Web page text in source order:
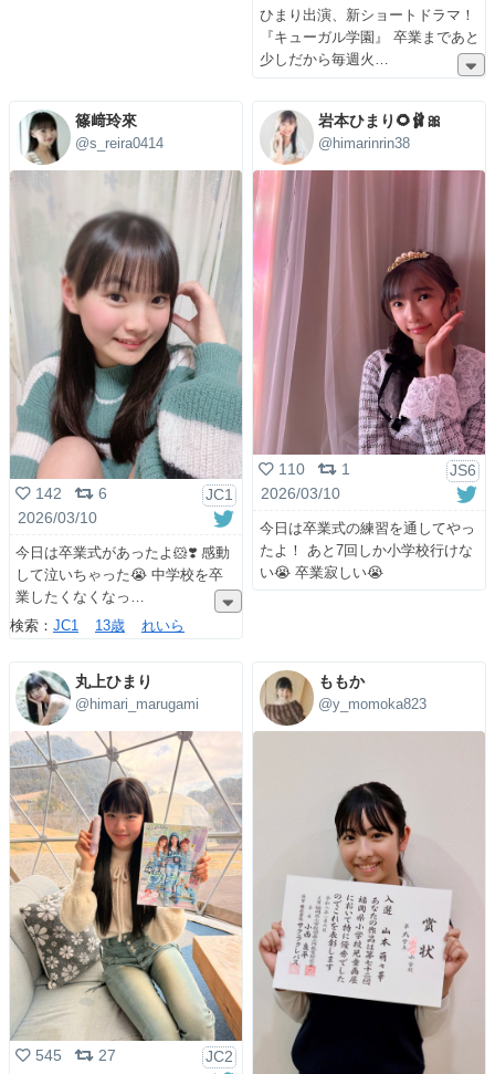
ひまり出演、新ショートドラマ！
『キューガル学園』 卒業まであと
少しだから毎週火
篠﨑玲來
@s_reira0414
142 6
JC1
2026/03/10
今日は卒業式があったよ🐹❣️ 感動
して泣いちゃった😭 中学校を卒
業したくなくなっ
検索： JC1 13歳 れいら
岩本ひまり🌻🩰🎀
@himarinrin38
110 1
JS6
2026/03/10
今日は卒業式の練習を通してやっ
たよ！ あと7回しか小学校行けな
い😭 卒業寂しい😭
丸上ひまり
@himari_marugami
545 27
JC2
ももか
@y_momoka823